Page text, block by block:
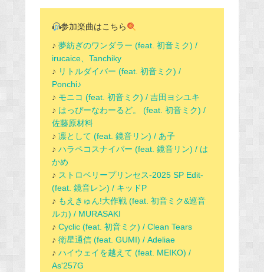
参加楽曲はこちら
♪ 夢紡ぎのワンダラー (feat. 初音ミク) /
irucaice、Tanchiky
♪ リトルダイバー (feat. 初音ミク) /
Ponchi♪
♪ モニコ (feat. 初音ミク) / 吉田ヨシユキ
♪ はっぴーなわーるど。 (feat. 初音ミク) /
佐藤原材料
♪ 凛として (feat. 鏡音リン) / あ子
♪ ハラペコスナイパー (feat. 鏡音リン) / は
かめ
♪ ストロベリープリンセス-2025 SP Edit-
(feat. 鏡音レン) / キッドP
♪ もえきゅん!大作戦 (feat. 初音ミク&巡音
ルカ) / MURASAKI
♪ Cyclic (feat. 初音ミク) / Clean Tears
♪ 衛星通信 (feat. GUMI) / Adeliae
♪ ハイウェイを越えて (feat. MEIKO) /
As'257G